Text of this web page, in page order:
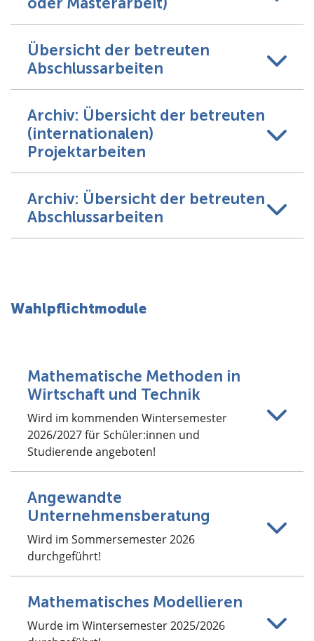
Übersicht der betreuten
Abschlussarbeiten
Archiv: Übersicht der betreuten
(internationalen)
Projektarbeiten
Archiv: Übersicht der betreuten
Abschlussarbeiten
Wahlpflichtmodule
Mathematische Methoden in
Wirtschaft und Technik
Wird im kommenden Wintersemester
2026/2027 für Schüler:innen und
Studierende angeboten!
Angewandte
Unternehmensberatung
Wird im Sommersemester 2026
durchgeführt!
Mathematisches Modellieren
Wurde im Wintersemester 2025/2026